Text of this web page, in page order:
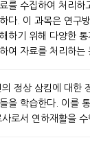
를 수집하여 처리
다. 이 과목은 연구
하기 위해 다양한
여 자료를 처리하는
의 정상 삼킴에 대한
을 학습한다. 이를
로서 연하재활을 수